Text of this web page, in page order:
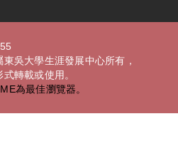
吳大學生涯發展中心所有，
轉載或使用。
為最佳瀏覽器。